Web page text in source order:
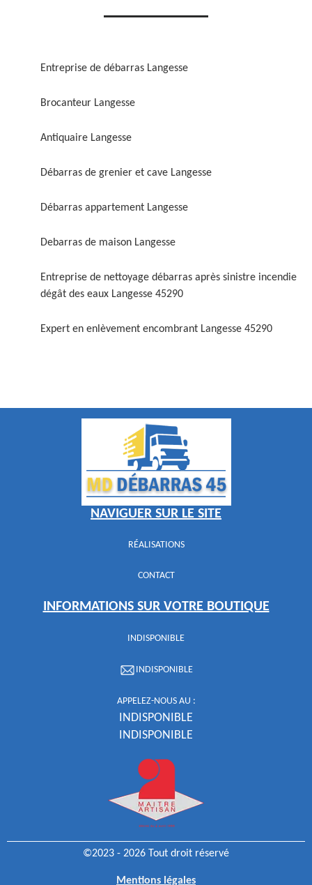
Entreprise de débarras Langesse
Brocanteur Langesse
Antiquaire Langesse
Débarras de grenier et cave Langesse
Débarras appartement Langesse
Debarras de maison Langesse
Entreprise de nettoyage débarras après sinistre incendie
dégât des eaux Langesse 45290
Expert en enlèvement encombrant Langesse 45290
NAVIGUER SUR LE SITE
RÉALISATIONS
CONTACT
INFORMATIONS SUR VOTRE BOUTIQUE
INDISPONIBLE
INDISPONIBLE
APPELEZ-NOUS AU :
INDISPONIBLE
INDISPONIBLE
©2023 - 2026 Tout droit réservé
Mentions légales